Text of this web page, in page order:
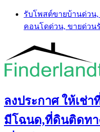
Skip
content
รับโพสต์ขายบ้านด่วน
คอนโดด่วน, ขายด่วน
ลงประกาศ ให้เช่
มีโฉนด,ที่ดินติดทา